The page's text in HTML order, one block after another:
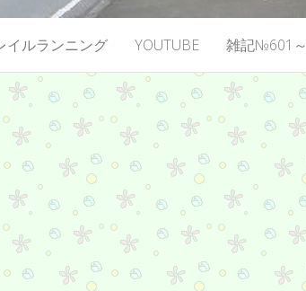
イルランニング YOUTUBE 雑記№601～